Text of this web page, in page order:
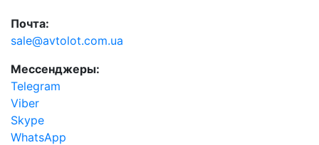
Почта:
sale@avtolot.com.ua
Мессенджеры:
Telegram
Viber
Skype
WhatsApp